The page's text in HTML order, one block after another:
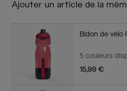
Ajouter un article de la
Bidon de vélo
5 couleurs
15,99 €